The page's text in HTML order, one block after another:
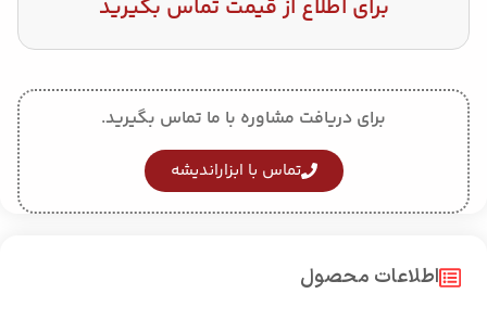
برای اطلاع از قیمت تماس بگیرید
برای دریافت مشاوره با ما تماس بگیرید.
تماس با ابزاراندیشه
اطلاعات محصول